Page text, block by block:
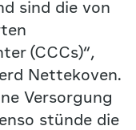
sind die von
(CCCs)“,
Nettekoven.
Versorgung
stünde die